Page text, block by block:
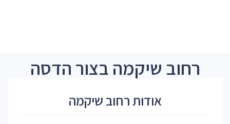
רחוב שיקמה בצור הדסה
אודות רחוב שיקמה